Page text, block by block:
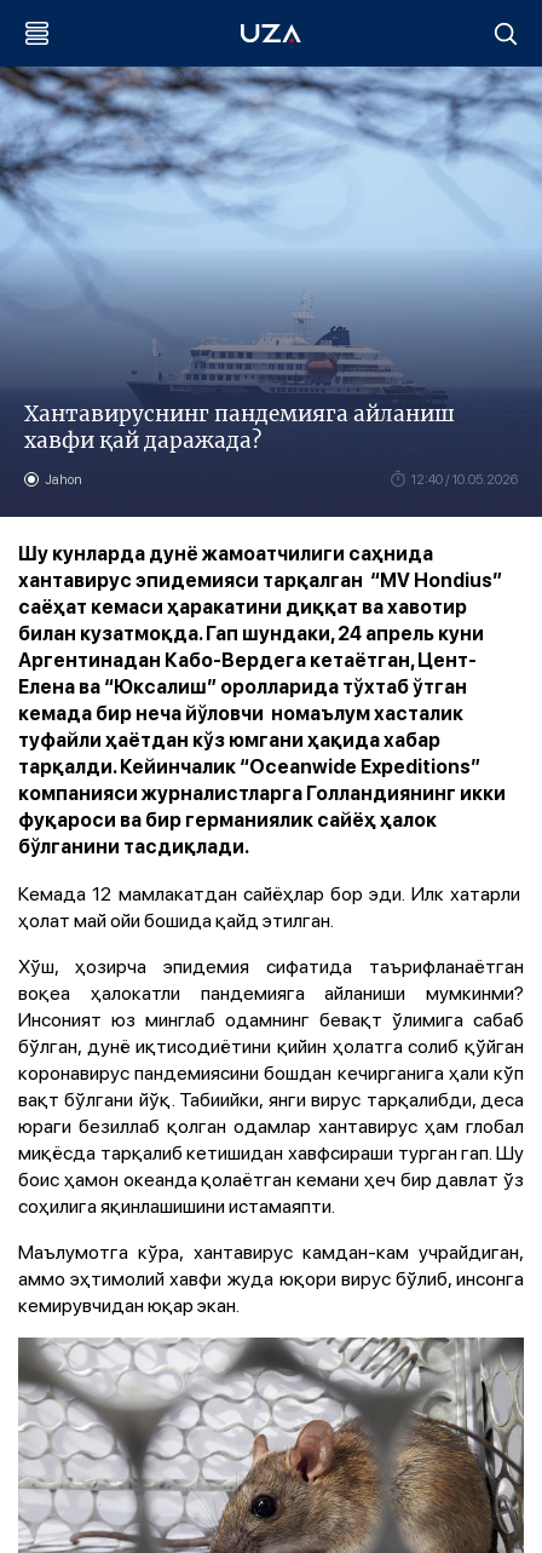
Хантавируснинг пандемияга айланиш
хавфи қай даражада?
Jahon 12:40 / 10.05.2026
Шу кунларда дунё жамоатчилиги саҳнида
хантавирус эпидемияси тарқалган “MV Hondius”
саёҳат кемаси ҳаракатини диққат ва хавотир
билан кузатмоқда. Гап шундаки, 24 апрель куни
Аргентинадан Кабо-Вердега кетаётган, Цент-
Елена ва “Юксалиш” оролларида тўхтаб ўтган
кемада бир неча йўловчи номаълум хасталик
туфайли ҳаётдан кўз юмгани ҳақида хабар
тарқалди. Кейинчалик “Oceanwide Expeditions”
компанияси журналистларга Голландиянинг икки
фуқароси ва бир германиялик сайёҳ ҳалок
бўлганини тасдиқлади.
Кемада 12 мамлакатдан сайёҳлар бор эди. Илк хатарли
ҳолат май ойи бошида қайд этилган.
Хўш, ҳозирча эпидемия сифатида таърифланаётган
воқеа ҳалокатли пандемияга айланиши мумкинми?
Инсоният юз минглаб одамнинг бевақт ўлимига сабаб
бўлган, дунё иқтисодиётини қийин ҳолатга солиб қўйган
коронавирус пандемиясини бошдан кечирганига ҳали кўп
вақт бўлгани йўқ. Табиийки, янги вирус тарқалибди, деса
юраги безиллаб қолган одамлар хантавирус ҳам глобал
миқёсда тарқалиб кетишидан хавфсираши турган гап. Шу
боис ҳамон океанда қолаётган кемани ҳеч бир давлат ўз
соҳилига яқинлашишини истамаяпти.
Маълумотга кўра, хантавирус камдан-кам учрайдиган,
аммо эҳтимолий хавфи жуда юқори вирус бўлиб, инсонга
кемирувчидан юқар экан.